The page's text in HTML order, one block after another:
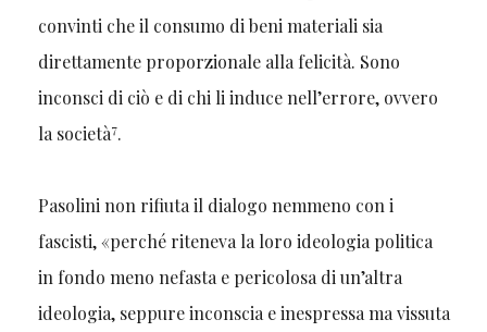
convinti che il consumo di beni materiali sia
direttamente proporzionale alla felicità. Sono
inconsci di ciò e di chi li induce nell’errore, ovvero
la società7.
Pasolini non rifiuta il dialogo nemmeno con i
fascisti, «perché riteneva la loro ideologia politica
in fondo meno nefasta e pericolosa di un’altra
ideologia, seppure inconscia e inespressa ma vissuta